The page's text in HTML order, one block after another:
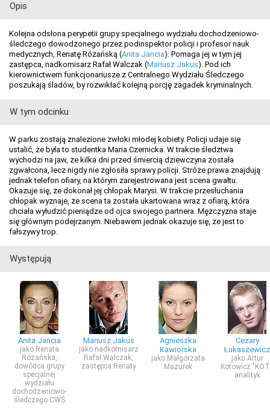
Opis
Kolejna odsłona perypetii grupy specjalnego wydziału dochodzeniowo-
śledczego dowodzonego przez podinspektor policji i profesor nauk
medycznych, Renatę Różańską (Anita Jancia). Pomaga jej w tym jej
zastępca, nadkomisarz Rafał Walczak (Mariusz Jakus). Pod ich
kierownictwem funkcjonariusze z Centralnego Wydziału Śledczego
poszukają śladów, by rozwikłać kolejną porcję zagadek kryminalnych.
W tym odcinku
W parku zostają znalezione zwłoki młodej kobiety. Policji udaje się
ustalić, że była to studentka Maria Czernicka. W trakcie śledztwa
wychodzi na jaw, że kilka dni przed śmiercią dziewczyna została
zgwałcona, lecz nigdy nie zgłosiła sprawy policji. Stróże prawa znajdują
jednak telefon ofiary, na którym zarejestrowana jest scena gwałtu.
Okazuje się, że dokonał jej chłopak Marysi. W trakcie przesłuchania
chłopak wyznaje, że scena ta została ukartowana wraz z ofiarą, która
chciała wyłudzić pieniądze od ojca swojego partnera. Mężczyzna staje
się głównym podejrzanym. Niebawem jednak okazuje się, że jest to
fałszywy trop.
Występują
Anita Jancia
jako Renata
Różańska,
dowódca grupy
specjalnej
wydziału
dochodzeniowo-
śledczego CWŚ
Mariusz Jakus
jako nadkomisarz
Rafał Walczak,
zastępca Renaty
Agnieszka
Kawiorska
jako Małgorzata
Mazurek
Cezary
Łukaszewicz
jako Artur
Kotowicz
analityk